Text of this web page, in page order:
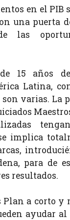
en el PIB
una puerta
las
15 años
Latina,
varias. La
implica
para de
resultados.
a corto y
ayudar